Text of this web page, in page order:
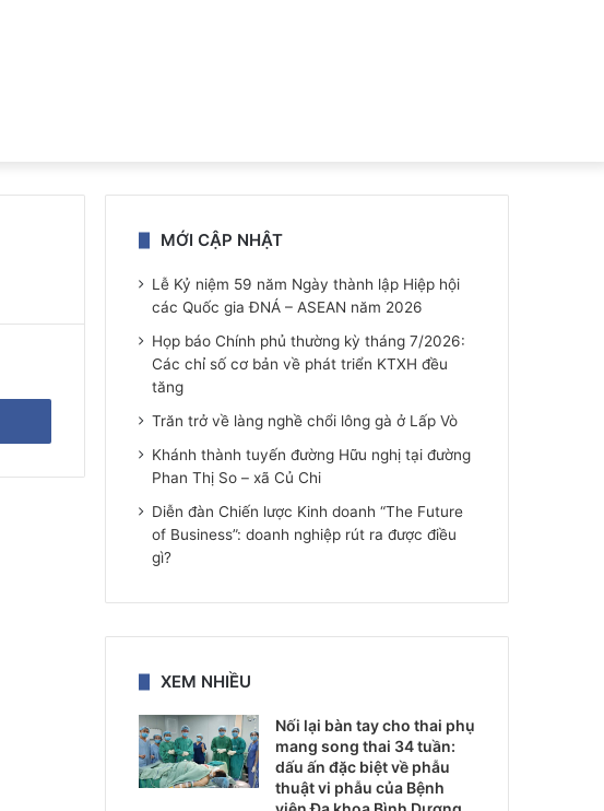
MỚI CẬP NHẬT
Lễ Kỷ niệm 59 năm Ngày thành lập Hiệp hội
các Quốc gia ĐNÁ – ASEAN năm 2026
Họp báo Chính phủ thường kỳ tháng 7/2026:
Các chỉ số cơ bản về phát triển KTXH đều
tăng
Trăn trở về làng nghề chổi lông gà ở Lấp Vò
Khánh thành tuyến đường Hữu nghị tại đường
Phan Thị So – xã Củ Chi
Diễn đàn Chiến lược Kinh doanh “The Future
of Business”: doanh nghiệp rút ra được điều
gì?
XEM NHIỀU
Nối lại bàn tay cho thai phụ
mang song thai 34 tuần:
dấu ấn đặc biệt về phẫu
thuật vi phẫu của Bệnh